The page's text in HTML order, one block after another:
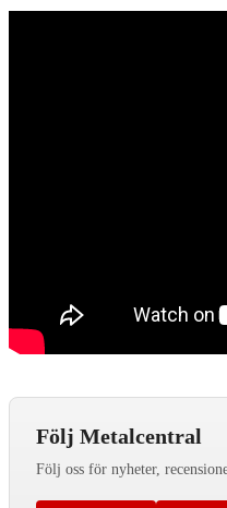
Följ Metalcentral
Följ oss för nyheter,